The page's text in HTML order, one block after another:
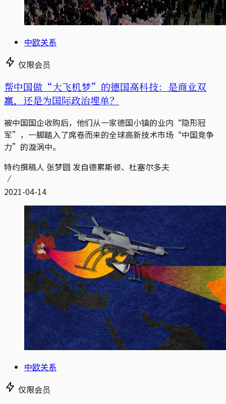
中欧关系
仅限会员
帮中国做“大飞机梦”的德国高科技：是商业双
赢，还是为国际政治埋单？
被中国国企收购后，他们从一家德国小镇的业内“隐形冠
军”，一脚踏入了席卷而来的全球高新技术市场“中国竞争
力”的漩涡中。
特约撰稿人 张梦圆 发自德累斯顿、杜塞尔多夫
2021-04-14
中欧关系
仅限会员